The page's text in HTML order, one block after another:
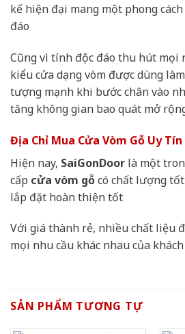
kế hiện đại mang một phong
đáo
Cũng vì tính độc đáo thu hút mọi
kiểu cửa dạng vòm được dùng
tượng mạnh khi bước chân vào
tăng không gian bao quát mở
Địa Chỉ Mua Cửa Vòm Gỗ Uy
Hiện nay, SaiGonDoor là một
cấp cửa vòm gỗcó chất lượng
lắp đặt hoàn thiện tốt
Với giá thành rẻ, nhiều chất liệu
mọi nhu cầu khác nhau của
SẢN PHẨM TƯƠNG TỰ